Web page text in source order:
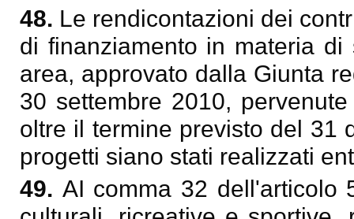
48. Le rendicontazioni dei
di finanziamento in materia
area, approvato dalla Giunta
30 settembre 2010,
oltre il termine previsto del 31
progetti siano stati realizzati
49. AI comma 32 dell'articolo